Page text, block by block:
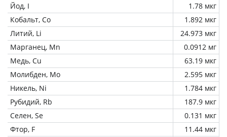
Йод, I
1.78 мкг
Кобальт, Co
1.892 мкг
Литий, Li
24.973 мкг
Марганец, Mn
0.0912 мг
Медь, Cu
63.19 мкг
Молибден, Mo
2.595 мкг
Никель, Ni
1.784 мкг
Рубидий, Rb
187.9 мкг
Селен, Se
0.131 мкг
Фтор, F
11.44 мкг